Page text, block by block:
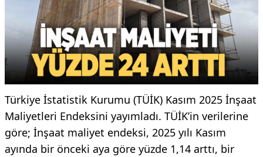
Türkiye İstatistik Kurumu (TÜİK) Kasım 2025 İnşaat
Maliyetleri Endeksini yayımladı. TÜİK’in verilerine
göre; İnşaat maliyet endeksi, 2025 yılı Kasım
ayında bir önceki aya göre yüzde 1,14 arttı, bir